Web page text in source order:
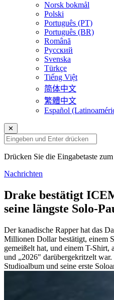
Norsk bokmål
Polski
Português (PT)
Português (BR)
Română
Русский
Svenska
Türkçe
Tiếng Việt
简体中文
繁體中文
Español
✕
Drücken Sie die Eingabetaste
Nachrichten
Drake bestätigt
seine längste Solo-
Der kanadische Rapper hat das
Millionen Dollar bestätigt, einem
gemeißelt hat, und einem T-Shirt,
und „2026" darübergekritzelt
Studioalbum und seine erste